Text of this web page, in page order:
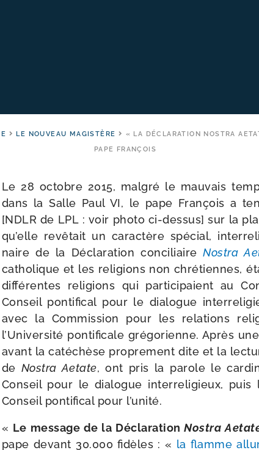
LE NOUVEAU MAGISTÈRE
« LA DÉCLARATION NOSTRA
PAPE FRANÇOIS
Le 28 octobre 2015, mal­gré le mau­vais
dans la Salle Paul VI, le pape François a
[NDLR de LPL : voir pho­to ci-​dessus] sur la
qu’elle revê­tait un carac­tère spé­cial,
naire de la Déclaration conci­liaireNostra
catho­lique et les reli­gions non chré­tiennes,
dif­fé­rentes reli­gions qui par­ti­ci­paient au
Conseil pon­ti­fi­cal pour le dia­logue
avec la Commission pour les rela­tions
l’Université pon­ti­fi­cale gré­go­rienne. Après
avant la caté­chèse pro­pre­ment dite et la
de Nostra Aetate, ont pris la parole le
Conseil pour le dia­logue inter­re­li­gieux, puis
Conseil pon­ti­fi­cal pour l’unité.
« Le mes­sage de la DéclarationNostra
pape devant 30.000 fidèles : « la flamme